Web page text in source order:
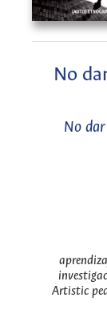
No
No
Artistic